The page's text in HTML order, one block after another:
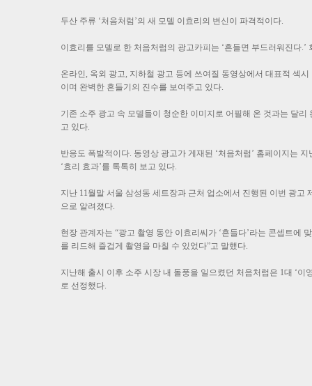
두산 주류 ‘처음처럼’의 새 모델 이효리의 변신이 파격적이다.
이효리를 모델로 한 처음처럼의 광고카피는 ‘흔들면 부드러워진다
온라인, 옥외 광고, 지하철 광고 등에 쓰여질 동영상에서 대표적 섹
이며 완벽한 흔들기의 진수를 보여주고 있다.
기존 소주 광고 속 모델들이 청순한 이미지로 어필해 온 것과는 달
고 있다.
반응도 폭발적이다. 동영상 광고가 게재된 ‘처음처럼’ 홈페이지는
‘효리 효과’를 톡톡히 보고 있다.
지난 11월말 서울 삼성동 세트장과 근처 업소에서 진행된 이번 광
으로 알려졌다.
현장 관계자는 “광고 촬영 동안 이효리씨가 ‘흔들다’라는 콘셉트에
를 리드해 즐겁게 촬영을 마칠 수 있었다”고 말했다.
지난해 출시 이후 소주 시장 내 돌풍을 일으켰던 처음처럼은 1대 ‘이
로 선정했다.